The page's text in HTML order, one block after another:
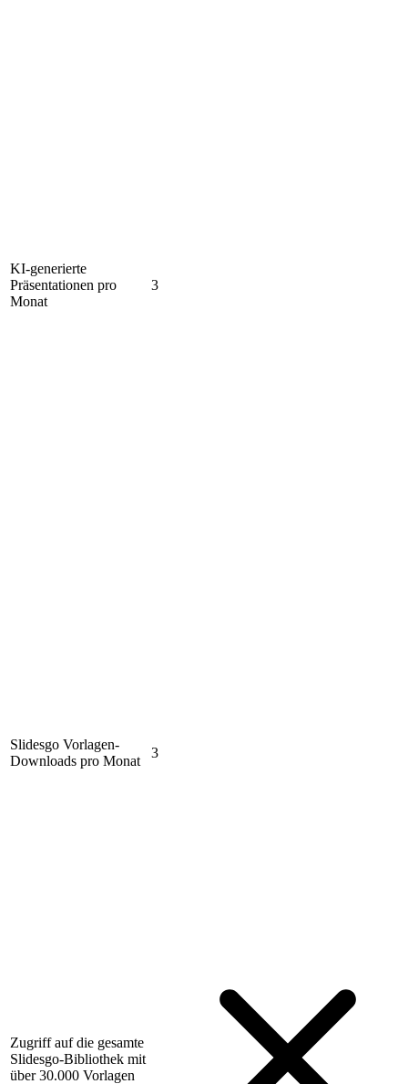
KI-generierte
Präsentationen pro
Monat
3
Slidesgo Vorlagen-
Downloads pro Monat
3
Zugriff auf die gesamte
Slidesgo-Bibliothek mit
über 30.000 Vorlagen